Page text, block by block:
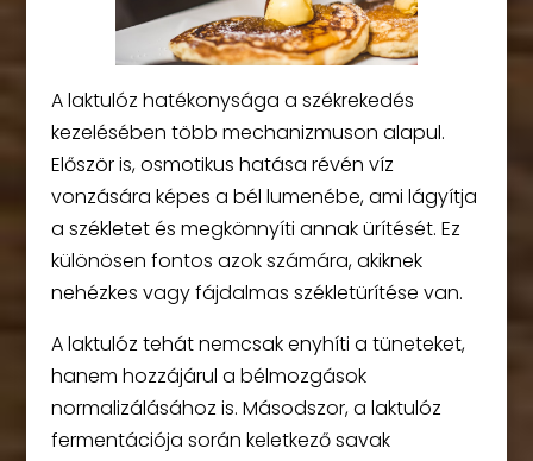
A laktulóz hatékonysága a székrekedés
kezelésében több mechanizmuson alapul.
Először is, osmotikus hatása révén víz
vonzására képes a bél lumenébe, ami lágyítja
a székletet és megkönnyíti annak ürítését. Ez
különösen fontos azok számára, akiknek
nehézkes vagy fájdalmas székletürítése van.
A laktulóz tehát nemcsak enyhíti a tüneteket,
hanem hozzájárul a bélmozgások
normalizálásához is. Másodszor, a laktulóz
fermentációja során keletkező savak